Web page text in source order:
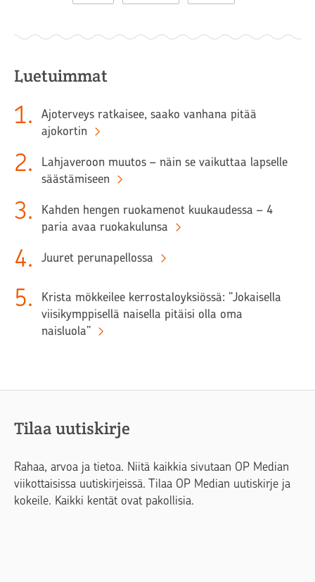
Luetuimmat
1.
Ajoterveys ratkaisee, saako vanhana pitää
ajokortin
2.
Lahjaveroon muutos – näin se vaikuttaa lapselle
säästämiseen
3.
Kahden hengen ruokamenot kuukaudessa – 4
paria avaa ruokakulunsa
4. Juuret perunapellossa
5.
Krista mökkeilee kerrostaloyksiössä: ”Jokaisella
viisikymppisellä naisella pitäisi olla oma
naisluola”
Tilaa uutiskirje
Rahaa, arvoa ja tietoa. Niitä kaikkia sivutaan OP Median
viikottaisissa uutiskirjeissä. Tilaa OP Median uutiskirje ja
kokeile. Kaikki kentät ovat pakollisia.